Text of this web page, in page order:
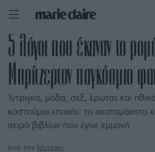
5 λόγοι που έκαναν το
Μπρίτζερτον παγκόσμιο
Ίντριγκα, μόδα, σεξ, έρωτας και
κοστούμια εποχής: το ακαταμάχητο
σειρά βιβλίων που έγινε εμμονή
από την Mcteam